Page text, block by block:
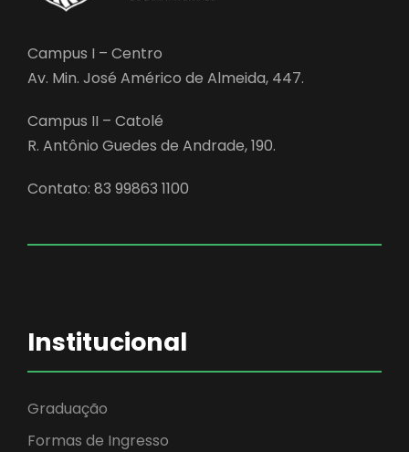
Campus I – Centro
Av. Min. José Américo de Almeida, 447.
Campus II – Catolé
R. Antônio Guedes de Andrade, 190.
Contato: 83 99863 1100
Institucional
Graduação
Formas de Ingresso